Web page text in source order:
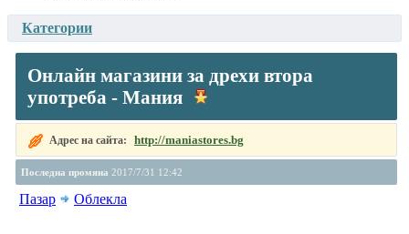
Категории
Oнлайн магазини за дрехи втора
употреба - Мания
Адрес на сайта: http://maniastores.bg
Последна промяна 2017/7/31 12:42
Пазар Облекла